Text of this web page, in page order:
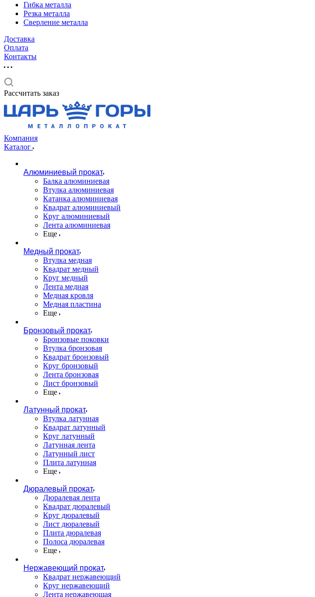
Гибка металла
Резка металла
Сверление металла
Доставка
Оплата
Контакты
Рассчитать заказ
Компания
Каталог
Алюминиевый прокат
Балка алюминиевая
Втулка алюминиевая
Катанка алюминиевая
Квадрат алюминиевый
Круг алюминиевый
Лента алюминиевая
Еще
Медный прокат
Втулка медная
Квадрат медный
Круг медный
Лента медная
Медная кровля
Медная пластина
Еще
Бронзовый прокат
Бронзовые поковки
Втулка бронзовая
Квадрат бронзовый
Круг бронзовый
Лента бронзовая
Лист бронзовый
Еще
Латунный прокат
Втулка латунная
Квадрат латунный
Круг латунный
Латунная лента
Латунный лист
Плита латунная
Еще
Дюралевый прокат
Дюралевая лента
Квадрат дюралевый
Круг дюралевый
Лист дюралевый
Плита дюралевая
Полоса дюралевая
Еще
Нержавеющий прокат
Квадрат нержавеющий
Круг нержавеющий
Лента нержавеющая